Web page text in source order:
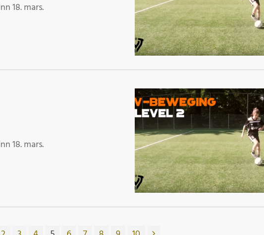
18. mars.
18. mars.